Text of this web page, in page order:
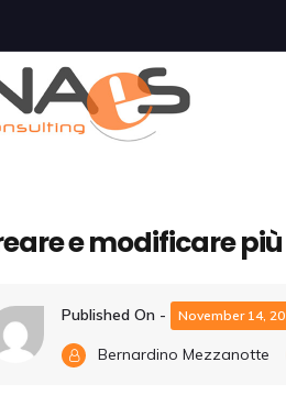
e modificare
Published On - November 14,
Bernardino Mezzanotte